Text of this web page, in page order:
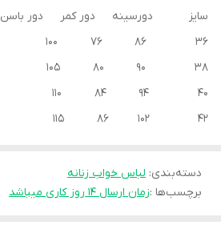
سایز دورسینه دور کمر دور باسن
36 86 76 100
38 90 80 105
40 94 84 110
42 102 86 115
دسته‌بندی: لباس خواب زنانه
برچسب‌ها :زمان ارسال ۱۴ روز کاری میباشد